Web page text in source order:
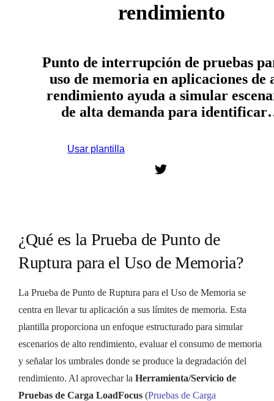
rendimiento
Punto de interrupción de pruebas
uso de memoria en aplicaciones de
rendimiento ayuda a simular
de alta demanda para
Usar plantilla
¿Qué es la Prueba de Punto de
Ruptura para el Uso de Memoria?
La Prueba de Punto de Ruptura para el Uso de Memoria se
centra en llevar tu aplicación a sus límites de memoria. Esta
plantilla proporciona un enfoque estructurado para simular
escenarios de alto rendimiento, evaluar el consumo de memoria
y señalar los umbrales donde se produce la degradación del
rendimiento. Al aprovechar la Herramienta/Servicio de
Pruebas de Carga LoadFocus (Pruebas de Carga